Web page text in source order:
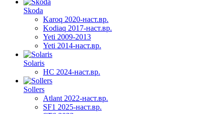
Skoda
Karoq 2020-наст.вр.
Kodiaq 2017-наст.вр.
Yeti 2009-2013
Yeti 2014-наст.вр.
Solaris
HC 2024-наст.вр.
Sollers
Atlant 2022-наст.вр.
SF1 2025-наст.вр.